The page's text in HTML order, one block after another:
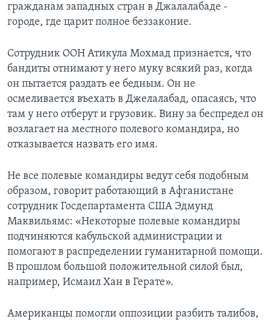
гражданам западных стран в Джалалабаде -
городе, где царит полное беззаконие.
Сотрудник ООН Атикула Мохмад признается, что
бандиты отнимают у него муку всякий раз, когда
он пытается раздать ее бедным. Он не
осмеливается въехать в Джелалабад, опасаясь, что
там у него отберут и грузовик. Вину за беспредел он
возлагает на местного полевого командира, но
отказывается назвать его имя.
Не все полевые командиры ведут себя подобным
образом, говорит работающий в Афганистане
сотрудник Госдепартамента США Эдмунд
Маквильямс: «Некоторые полевые командиры
подчиняются кабульской администрации и
помогают в распределении гуманитарной помощи.
В прошлом большой положительной силой был,
например, Исмаил Хан в Герате».
Американцы помогли оппозиции разбить талибов,